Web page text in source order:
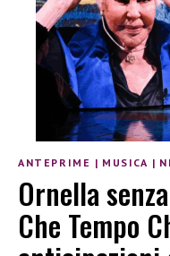
ANTEPRIME | MUSICA |
Ornella
Che Tempo